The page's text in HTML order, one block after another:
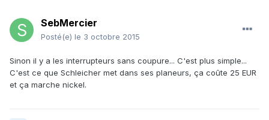
SebMercier
Posté(e) le 3 octobre 2015
Sinon il y a les interrupteurs sans coupure... C'est plus simple...
C'est ce que Schleicher met dans ses planeurs, ça coûte 25 EUR
et ça marche nickel.